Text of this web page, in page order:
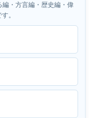
・方言編・歴史編・偉
。